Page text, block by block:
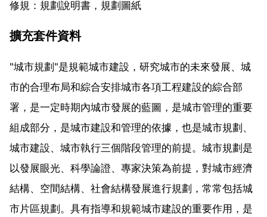
修規：規劃說明書，規劃圖紙
擴充套件資料
"城市規劃"是規範城市建設，研究城市的未來發展、城
市的合理布局和綜合安排城市各項工程建設的綜合部
署，是一定時期內城市發展的藍圖，是城市管理的重要
組成部分，是城市建設和管理的依據，也是城市規劃、
城市建設、城市執行三個階段管理的前提。城市規劃是
以發展眼光、科學論證、專家決策為前提，對城市經濟
結構、空間結構、社會結構發展進行規劃，常常包括城
市片區規劃。具有指導和規範城市建設的重要作用，是